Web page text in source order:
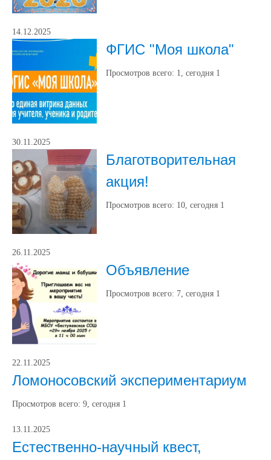
14.12.2025
ФГИС "Моя школа"
Просмотров всего: 1, сегодня 1
30.11.2025
Благотворительная
акция!
Просмотров всего: 10, сегодня 1
26.11.2025
Объявление
Просмотров всего: 7, сегодня 1
22.11.2025
Ломоносовский экспериментариум
Просмотров всего: 9, сегодня 1
13.11.2025
Естественно-научный квест,